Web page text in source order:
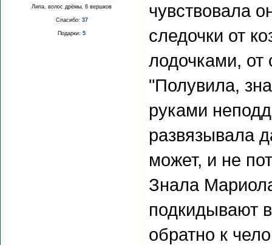
Липа, волос дрёмы, 6 вершков
Спасибо: 37
Подарки: 5
чувствовала
следочки от
лодочками, от
"Полувила,
руками
развязывала
может, и не
Знала
подкидывают
обратно к